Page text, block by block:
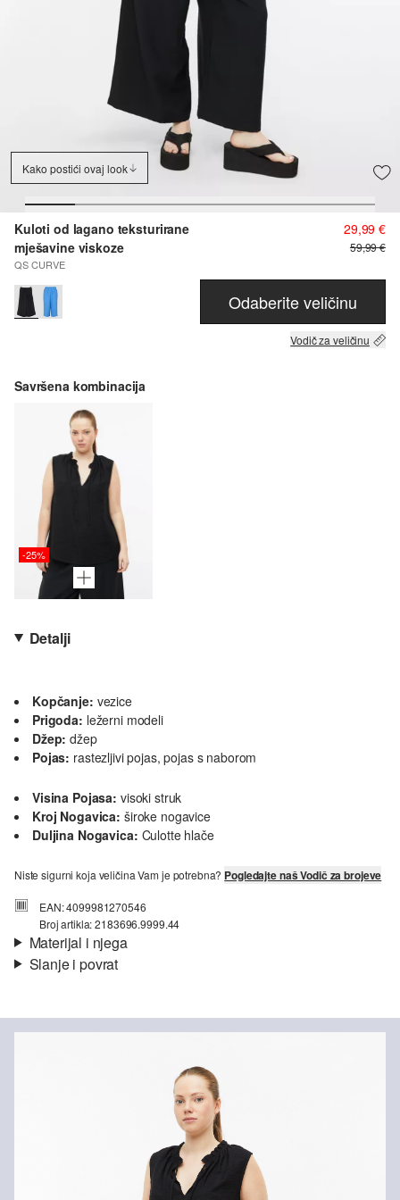
Kako postići ovaj look
Kuloti od lagano teksturirane
mješavine viskoze
QS CURVE
29,99 €
59,99 €
Odaberite veličinu
Vodič za veličinu
Savršena kombinacija
-25%
Detalji
Kopčanje: vezice
Prigoda: ležerni modeli
Džep: džep
Pojas: rastezljivi pojas, pojas s naborom
Visina Pojasa: visoki struk
Kroj Nogavica: široke nogavice
Duljina Nogavica: Culotte hlače
Niste sigurni koja veličina Vam je potrebna? Pogledajte naš Vodič za brojeve
EAN: 4099981270546
Broj artikla: 2183696.9999.44
Materijal i njega
Materijal: mješavina viskoze
Nije prikladno za izbjeljivanje sredstvom na bazi klora
Nije prikladno za sušilicu
Nježno pranje 30°
Slanje i povrat
Vaša će narudžba biti poslana u roku od 4-8 radna dana putem
Hrvatska pošta-a. Standardna dostava košta 4,95 €.